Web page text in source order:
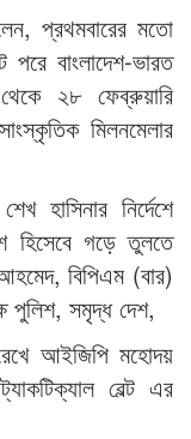
প্রথমবারের মতো
বাংলাদেশ-ভারত
২৮ ফেব্রুয়ারি
মিলনমেলার
হাসিনার নির্দেশে
হিসেবে গড়ে তুলতে
বিপিএম (বার)
পুলিশ, সমৃদ্ধ দেশ,
রেখে আইজিপি মহোদয়
বেল্ট এর